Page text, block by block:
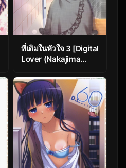
ที่เดิมในหัวใจ 3 [Digital
Lover (Nakajima
Osananajimi to
Hitonatsu no
Dekigoto 2 DLO-10 –
Part 1